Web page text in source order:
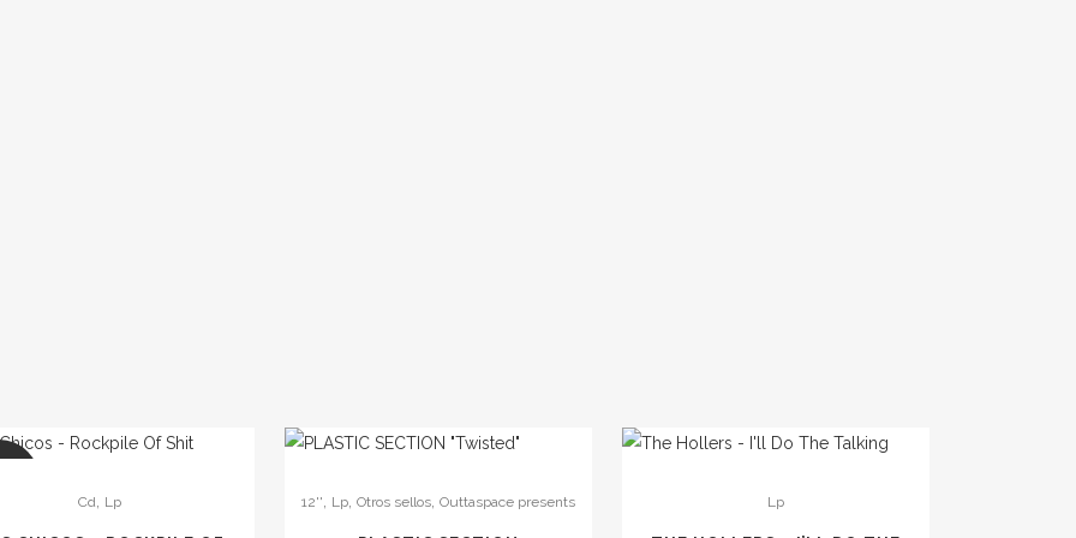
Cd Lp 12'' Lp, Otros sellos, Outtaspace presents Lp